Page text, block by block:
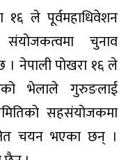
१६ ले पूर्वमहाधिवेशन
चुनाव
। नेपाली पोखरा १६ ले
भेलाले गुरुङलाई
सहसंयोजकमा
चयन भएका छन् ।